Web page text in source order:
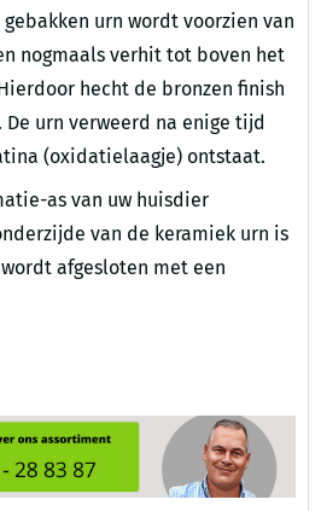
urn wordt voorzien van
nogmaals verhit tot boven het
hecht de bronzen finish
urn verweerd na enige tijd
(oxidatielaagje) ontstaat.
as van uw huisdier
van de keramiek urn is
afgesloten met een